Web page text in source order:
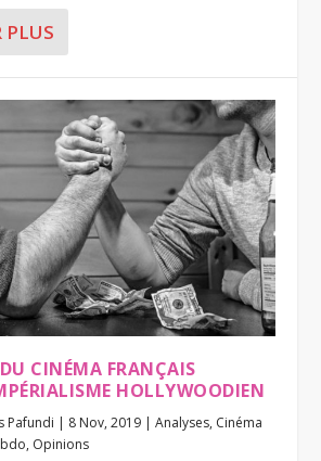
PLUS
CINÉMA FRANÇAIS
HOLLYWOODIEN
Pafundi | 8 Nov, 2019 |Analyses, Cinéma
, Opinions